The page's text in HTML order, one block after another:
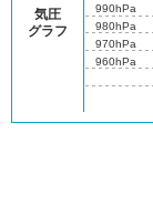
気圧
グラフ
960hPa
970hPa
980hPa
990hPa